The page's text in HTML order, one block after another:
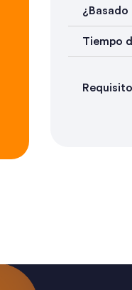
¿Basado
Tiempo